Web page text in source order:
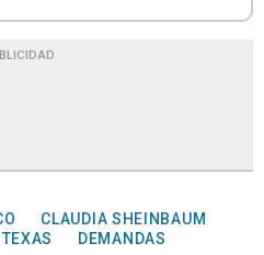
CLAUDIA SHEINBAUM
TEXAS DEMANDAS